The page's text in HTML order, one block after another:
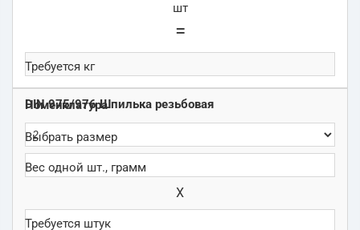
шт
=
DIN 975/976 Шпилька резьбовая
Х